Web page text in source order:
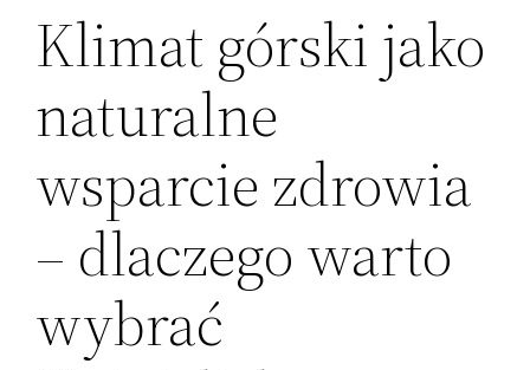
Klimat górski jako
naturalne
wsparcie zdrowia
– dlaczego warto
wybrać